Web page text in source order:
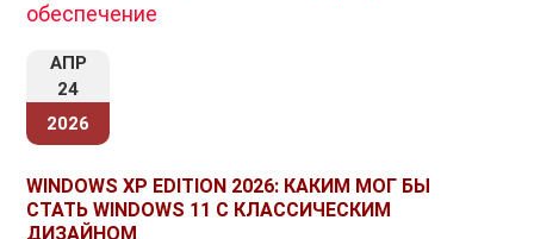
обеспечение
АПР
24
2026
WINDOWS XP EDITION 2026: КАКИМ МОГ БЫ
СТАТЬ WINDOWS 11 С КЛАССИЧЕСКИМ
ДИЗАЙНОМ